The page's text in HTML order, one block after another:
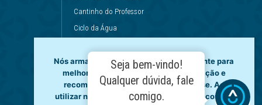
Cantinho do Professor
Ciclo da Água
Dinâmicas da Escola
Princípios de Higiene
Utilização da Água
Nós armazenamos dados temporariamente para
melhorar a sua experiência de navegação e
recomendar conteúdo de seu interesse. Ao
utilizar nossos serviços, você concorda com tal
Seja bem-vindo!
Qualquer dúvida, fale
comigo.